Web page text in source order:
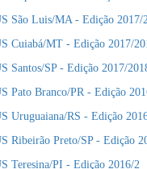
São Luis/MA - Edição 2017/
Cuiabá/MT - Edição 2017/
Santos/SP - Edição 2017/
Pato Branco/PR - Edição
Uruguaiana/RS - Edição
Ribeirão Preto/SP - Edição
Teresina/PI - Edição 2016/2